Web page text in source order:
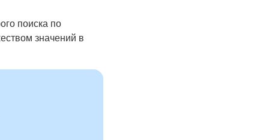
поиска по
значений в